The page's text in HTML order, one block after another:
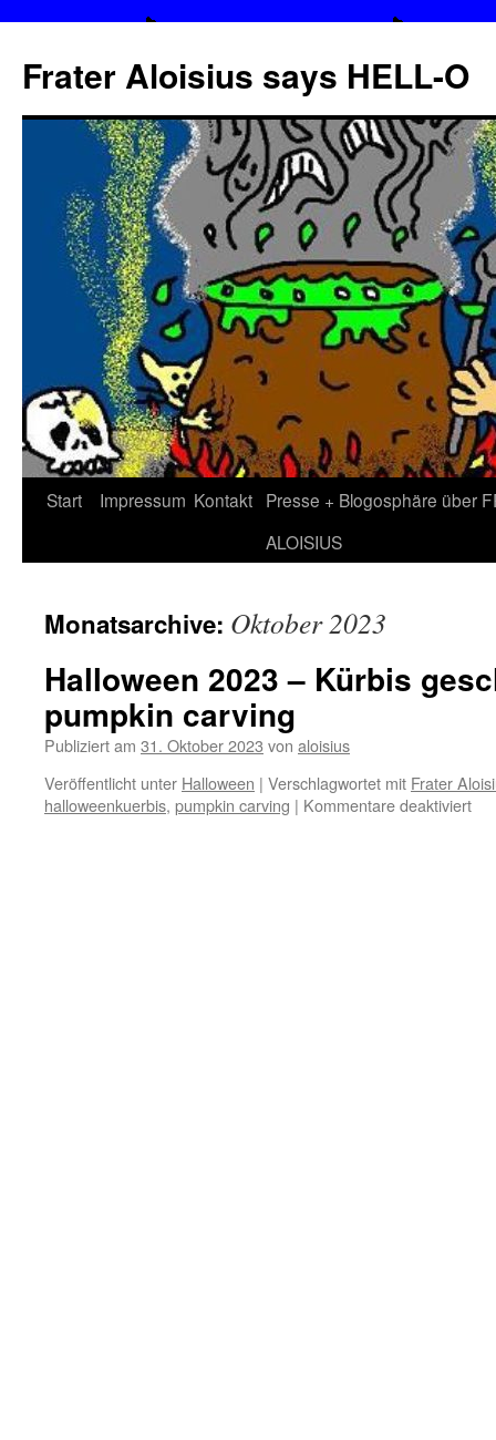
Frater Aloisius says HELL-O
Zum
Start Impressum Kontakt Presse + Blogosphäre über
ALOISIUS
Monatsarchive: Oktober 2023
Halloween 2023 – Kürbis
pumpkin carving
Publiziert am 31. Oktober 2023 von aloisius
Veröffentlicht unter Halloween | Verschlagwortet mit Frater
halloweenkuerbis, pumpkin carving | Kommentare deaktiviertfür